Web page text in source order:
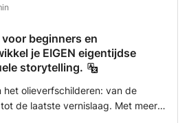
beginners en
je EIGEN eigentijdse
storytelling.
het olieverfschilderen: van de
laatste vernislaag. Met meer